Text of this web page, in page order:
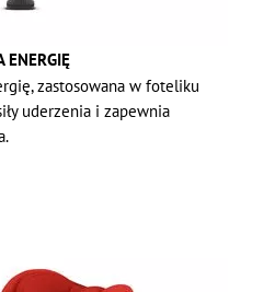
ENERGIĘ
zastosowana w foteliku
uderzenia i zapewnia